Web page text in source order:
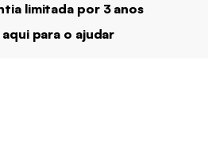
limitada por 3 anos
para o ajudar